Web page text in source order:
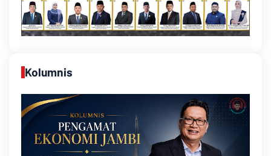
Kolumnis